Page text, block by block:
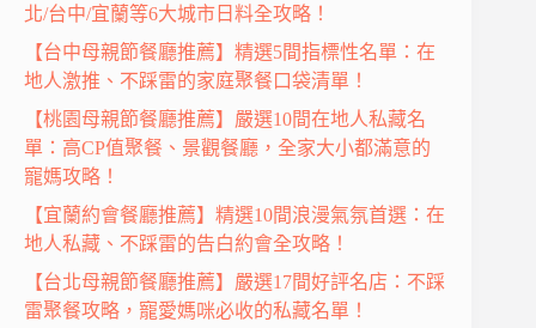
北/台中/宜蘭等6大城市日料全攻略！
【台中母親節餐廳推薦】精選5間指標性名單：在
地人激推、不踩雷的家庭聚餐口袋清單！
【桃園母親節餐廳推薦】嚴選10間在地人私藏名
單：高CP值聚餐、景觀餐廳，全家大小都滿意的
寵媽攻略！
【宜蘭約會餐廳推薦】精選10間浪漫氣氛首選：在
地人私藏、不踩雷的告白約會全攻略！
【台北母親節餐廳推薦】嚴選17間好評名店：不踩
雷聚餐攻略，寵愛媽咪必收的私藏名單！